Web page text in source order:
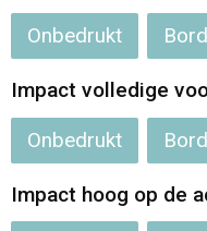
Onbedrukt
Impact volledige
Onbedrukt
Impact hoog op de